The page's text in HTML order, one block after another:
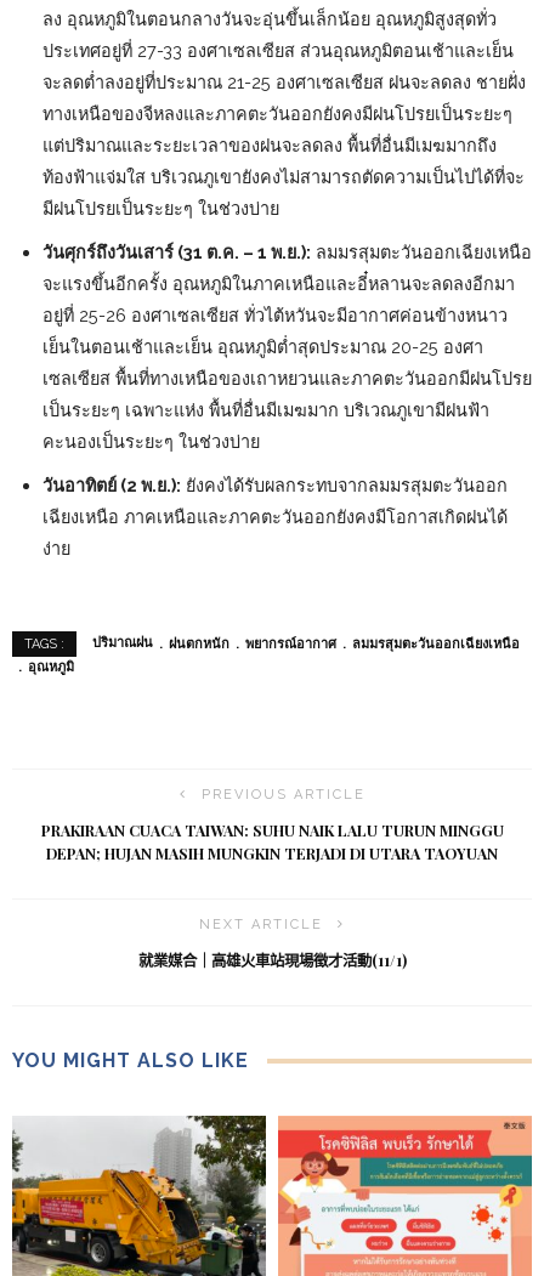
ลง อุณหภูมิในตอนกลางวันจะอุ่นขึ้นเล็กน้อย อุณหภูมิสูงสุดทั่ว
ประเทศอยู่ที่ 27-33 องศาเซลเซียส ส่วนอุณหภูมิตอนเช้าและเย็น
จะลดต่ำลงอยู่ที่ประมาณ 21-25 องศาเซลเซียส ฝนจะลดลง ชายฝั่ง
ทางเหนือของจีหลงและภาคตะวันออกยังคงมีฝนโปรยเป็นระยะๆ
แต่ปริมาณและระยะเวลาของฝนจะลดลง พื้นที่อื่นมีเมฆมากถึง
ท้องฟ้าแจ่มใส บริเวณภูเขายังคงไม่สามารถตัดความเป็นไปได้ที่จะ
มีฝนโปรยเป็นระยะๆ ในช่วงบ่าย
วันศุกร์ถึงวันเสาร์ (31 ต.ค. – 1 พ.ย.): ลมมรสุมตะวันออกเฉียงเหนือ
จะแรงขึ้นอีกครั้ง อุณหภูมิในภาคเหนือและอี๋หลานจะลดลงอีกมา
อยู่ที่ 25-26 องศาเซลเซียส ทั่วไต้หวันจะมีอากาศค่อนข้างหนาว
เย็นในตอนเช้าและเย็น อุณหภูมิต่ำสุดประมาณ 20-25 องศา
เซลเซียส พื้นที่ทางเหนือของเถาหยวนและภาคตะวันออกมีฝนโปรย
เป็นระยะๆ เฉพาะแห่ง พื้นที่อื่นมีเมฆมาก บริเวณภูเขามีฝนฟ้า
คะนองเป็นระยะๆ ในช่วงบ่าย
วันอาทิตย์ (2 พ.ย.): ยังคงได้รับผลกระทบจากลมมรสุมตะวันออก
เฉียงเหนือ ภาคเหนือและภาคตะวันออกยังคงมีโอกาสเกิดฝนได้
ง่าย
TAGS : ปริมาณฝน ฝนตกหนัก พยากรณ์อากาศ
ลมมรสุมตะวันออกเฉียงเหนือ
อุณหภูมิ
PREVIOUS ARTICLE
PRAKIRAAN CUACA TAIWAN: SUHU NAIK LALU TURUN MINGGU
DEPAN; HUJAN MASIH MUNGKIN TERJADI DI UTARA TAOYUAN
NEXT ARTICLE
就業媒合｜高雄火車站現場徵才活動(11/1)
YOU MIGHT ALSO LIKE